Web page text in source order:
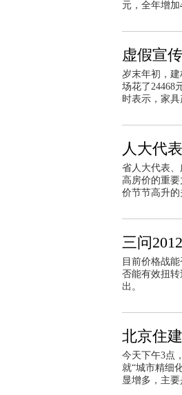
元，全年增加
虚假宣
岁末年初，
场花了24468
时表示，家
人大代
省人大代表
高房价的重
价节节高升的
三问
目前价格战
否能有效扭
出。
北京住
今天下午3点
就“城市精细
显增多，主